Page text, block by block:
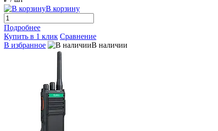
В корзину
Подробнее
Купить в 1 клик Сравнение
В избранное
В наличии